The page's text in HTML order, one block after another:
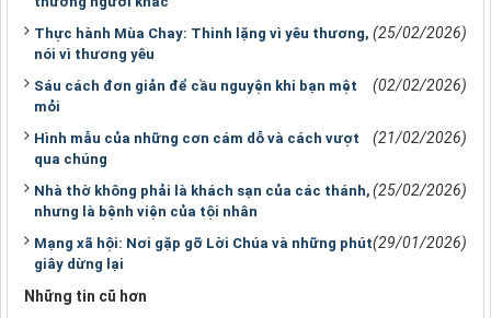
Thực hành Mùa Chay: Thinh lặng vì yêu thương,
nói vì thương yêu
(25/02/2026)
Sáu cách đơn giản để cầu nguyện khi bạn mệt
mỏi
(02/02/2026)
Hình mẫu của những cơn cám dỗ và cách vượt
qua chúng
(21/02/2026)
Nhà thờ không phải là khách sạn của các thánh,
nhưng là bệnh viện của tội nhân
(25/02/2026)
Mạng xã hội: Nơi gặp gỡ Lời Chúa và những phút
giây dừng lại
(29/01/2026)
Những tin cũ hơn